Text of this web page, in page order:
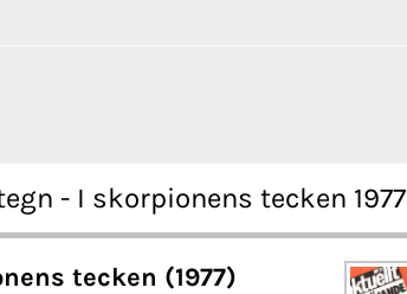
- I skorpionens tecken 1977
tecken (1977)